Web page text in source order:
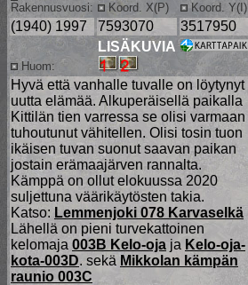
Rakennusvuosi: Koord. X(P) Koord. Y(I)
(1940) 1997 7593070 3517950
Huom:
LISÄKUVIA
Hyvä että vanhalle tuvalle on löytynyt
uutta elämää. Alkuperäisellä paikalla
Kittilän tien varressa se olisi varmaan
tuhoutunut vähitellen. Olisi tosin tuon
ikäisen tuvan suonut saavan paikan
jostain erämaajärven rannalta.
Kämppä on ollut elokuussa 2020
suljettuna väärikäytösten takia.
Katso: Lemmenjoki 078 Karvaselkä
Lähellä on pieni turvekattoinen
kelomaja 003B Kelo-oja ja Kelo-oja-
kota-003D. sekä Mikkolan kämpän
raunio 003C